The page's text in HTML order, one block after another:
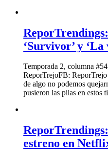
‘Survivor’ y ‘La
Temporada 2, columna
ReporTrejoFB:
de algo no podemos
pusieron las pilas en estos
estreno en